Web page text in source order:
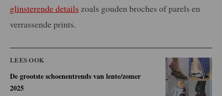
glinsterende details zoals gouden broches of parels en
verrassende prints.
LEES OOK
De grootste schoenentrends van lente/zomer
2025